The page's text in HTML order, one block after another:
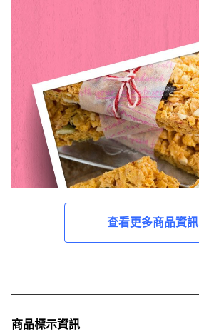
查看更多商品資訊
商品標示資訊